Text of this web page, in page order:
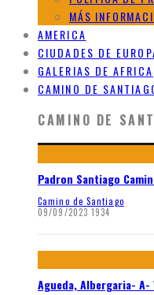
MÁS
AMERICA
CIUDADES DE
GALERIAS DE AFRICA
CAMINO DE
CAMINO DE
Padron Santiago
Camino de Santiago
09/09/2023 1934
Agueda, Albergaria-